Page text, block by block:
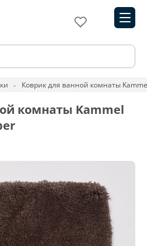
Коврик для ванной комнаты
комнаты Kammel